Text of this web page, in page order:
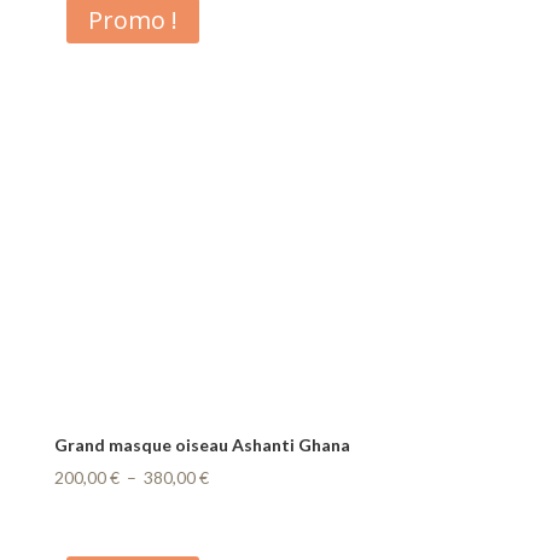
était :
100,00 €.50,00 €.
Promo !
Grand masque oiseau Ashanti Ghana
200,00€ – 380,00€Plage